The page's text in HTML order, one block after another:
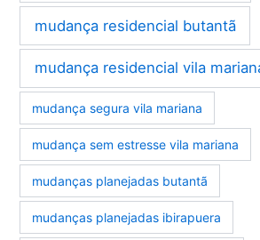
mudança residencial butantã
mudança residencial vila
mudança segura vila mariana
mudança sem estresse vila mariana
mudanças planejadas butantã
mudanças planejadas ibirapuera